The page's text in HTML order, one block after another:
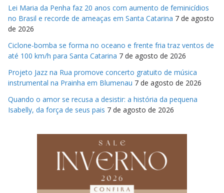
Lei Maria da Penha faz 20 anos com aumento de feminicídios
no Brasil e recorde de ameaças em Santa Catarina 7 de agosto
de 2026
Ciclone-bomba se forma no oceano e frente fria traz ventos de
até 100 km/h para Santa Catarina 7 de agosto de 2026
Projeto Jazz na Rua promove concerto gratuito de música
instrumental na Prainha em Blumenau 7 de agosto de 2026
Quando o amor se recusa a desistir: a história da pequena
Isabelly, da força de seus pais 7 de agosto de 2026